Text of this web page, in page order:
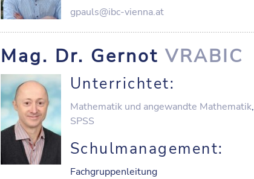
gpauls@ibc-vienna.at
Mag. Dr. Gernot VRABIC
Unterrichtet:
Mathematik und angewandte Mathematik,
SPSS
Schulmanagement:
Fachgruppenleitung